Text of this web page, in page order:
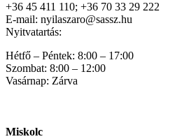
+36 45 411 110; +36 70 33 29 222
E-mail: nyilaszaro@sassz.hu
Nyitvatartás:
Hétfő – Péntek: 8:00 – 17:00
Szombat: 8:00 – 12:00
Vasárnap: Zárva
Miskolc